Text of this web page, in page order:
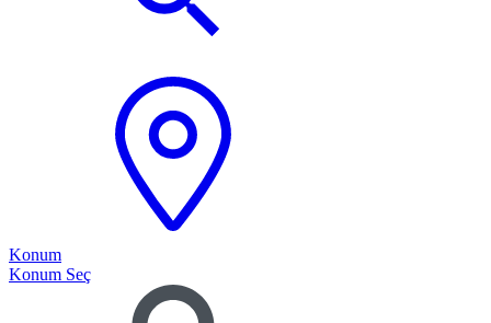
Konum
Konum Seç